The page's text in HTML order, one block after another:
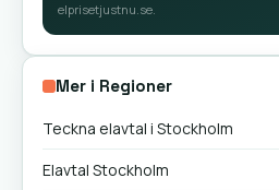
elprisetjustnu.se.
Mer i Regioner
Teckna elavtal i Stockholm
Elavtal Stockholm